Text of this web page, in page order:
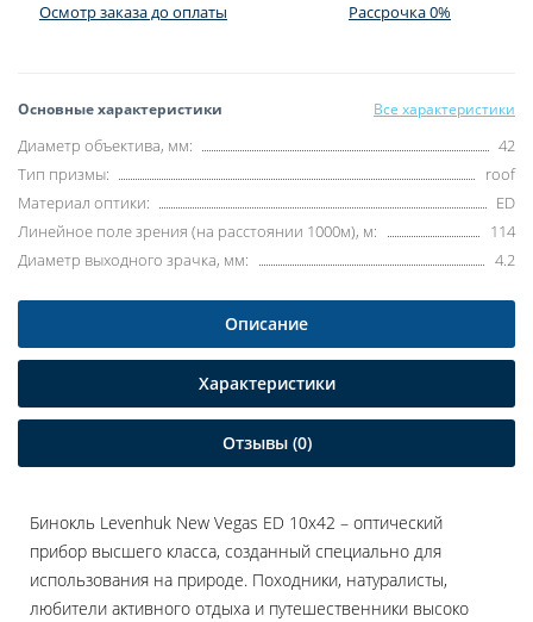
Осмотр заказа до оплаты Рассрочка 0%
Основные характеристики Все характеристики
Диаметр объектива, мм:
42
Тип призмы:
roof
Материал оптики:
ED
Линейное поле зрения (на расстоянии 1000м), м:
114
Диаметр выходного зрачка, мм:
4.2
Описание
Характеристики
Отзывы (0)
Бинокль Levenhuk New Vegas ED 10x42 – оптический
прибор высшего класса, созданный специально для
использования на природе. Походники, натуралисты,
любители активного отдыха и путешественники высоко